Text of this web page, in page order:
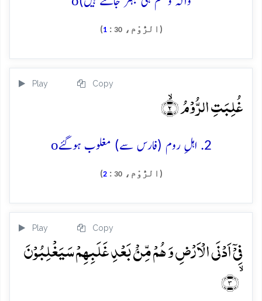
(الرُّوْم،30
:
1
)
Play Copy
غُلِبَتِ الرُّوۡمُ ۙ﴿۲﴾
2. اہلِ روم (فارس سے) مغلوب ہوگئے o
(الرُّوْم،30
:
2
)
Play Copy
فِیۡۤ اَدۡنَی الۡاَرۡضِ وَ ہُمۡ مِّنۡۢ بَعۡدِ غَلَبِہِمۡ سَیَغۡلِبُوۡنَ
ۙ﴿۳﴾